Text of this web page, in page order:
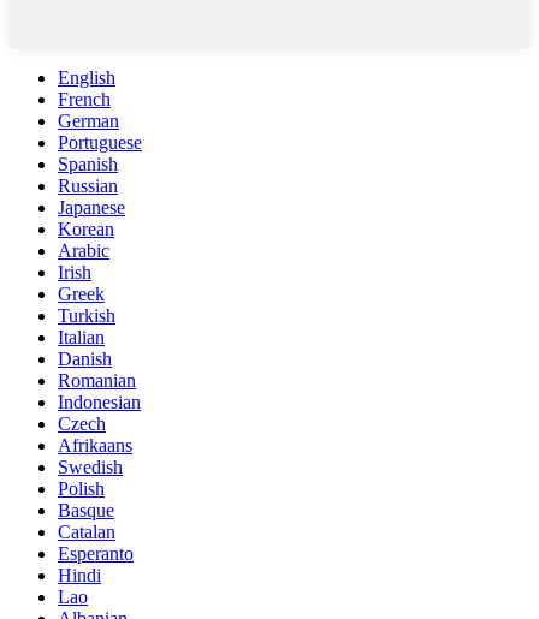
English
French
German
Portuguese
Spanish
Russian
Japanese
Korean
Arabic
Irish
Greek
Turkish
Italian
Danish
Romanian
Indonesian
Czech
Afrikaans
Swedish
Polish
Basque
Catalan
Esperanto
Hindi
Lao